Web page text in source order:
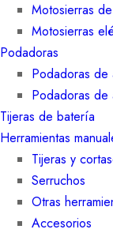
Motosierras
Motosierras
Podadoras
Podadoras de
Podadoras
Tijeras de batería
Herramientas
Tijeras y
Serruchos
Otras
Accesorios